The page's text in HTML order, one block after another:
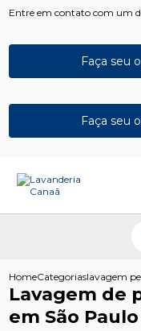
Entre em contato com um
Faça seu
Faça seu
HomeCategoriaslavagem
Lavagem de
em São Paulo